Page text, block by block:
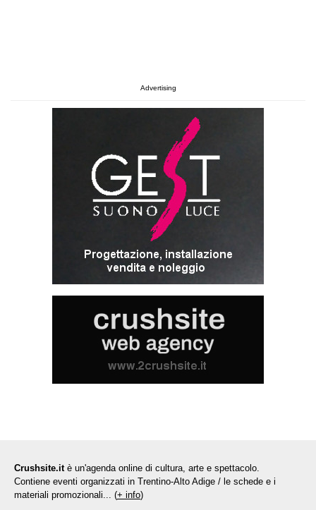
Advertising
Crushsite.it è un'agenda online di cultura, arte e spettacolo.
Contiene eventi organizzati in Trentino-Alto Adige / le schede e i
materiali promozionali... (+ info)